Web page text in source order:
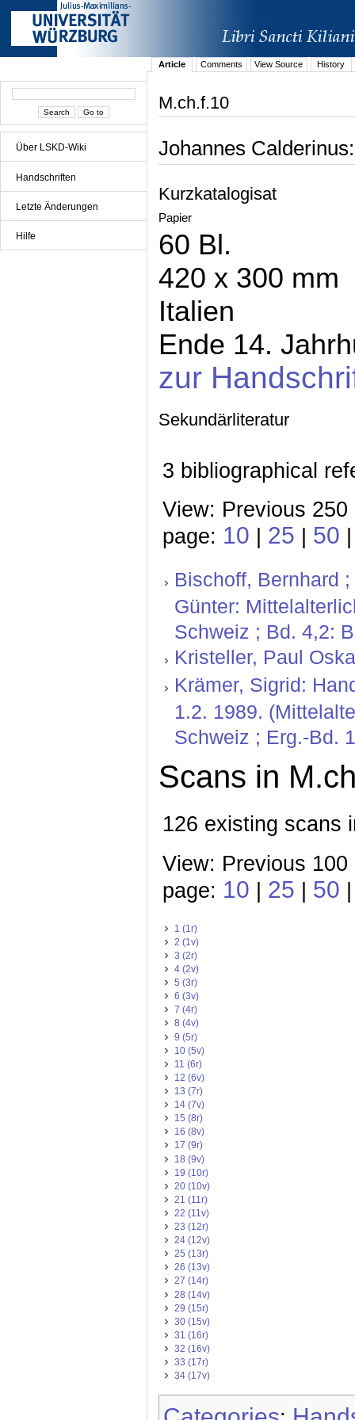
Über LSKD-Wiki
Handschriften
Letzte Änderungen
Hilfe
Article Comments View Source History
M.ch.f.10
Johannes
Kurzkatalogisat
Papier
60 Bl.
420 x 300 mm
Italien
Ende 14.
zur
Sekundärliteratur
3 bibliographical
View: Previous
page: 10 | 25 | 50
Bischoff, Bernhard
Günter:
Schweiz ; Bd. 4,2:
Kristeller, Paul
Krämer, Sigrid:
1.2. 1989.
Schweiz ; Erg.-Bd.
Scans in
126 existing scans
View: Previous
page: 10 25 50
1 (1r)
2 (1v)
3 (2r)
4 (2v)
5 (3r)
6 (3v)
7 (4r)
8 (4v)
9 (5r)
10 (5v)
11 (6r)
12 (6v)
13 (7r)
14 (7v)
15 (8r)
16 (8v)
17 (9r)
18 (9v)
19 (10r)
20 (10v)
21 (11r)
22 (11v)
23 (12r)
24 (12v)
25 (13r)
26 (13v)
27 (14r)
28 (14v)
29 (15r)
30 (15v)
31 (16r)
32 (16v)
33 (17r)
34 (17v)